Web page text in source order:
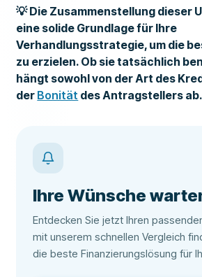
💡 Die Zusammenstellung dieser
eine solide Grundlage für Ihre
Verhandlungsstrategie, um die
zu erzielen. Ob sie tatsächlich
hängt sowohl von der Art des
der Bonität des Antragstellers ab.
Ihre Wünsche
Entdecken Sie jetzt Ihren
mit unserem schnellen Vergleich
die beste Finanzierungslösung für